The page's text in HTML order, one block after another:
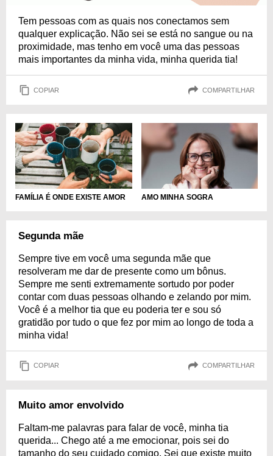
Tem pessoas com as quais nos conectamos sem
qualquer explicação. Não sei se está no sangue ou na
proximidade, mas tenho em você uma das pessoas
mais importantes da minha vida, minha querida tia!
COPIAR COMPARTILHAR
FAMÍLIA É ONDE EXISTE AMOR AMO MINHA SOGRA
Segunda mãe
Sempre tive em você uma segunda mãe que
resolveram me dar de presente como um bônus.
Sempre me senti extremamente sortudo por poder
contar com duas pessoas olhando e zelando por mim.
Você é a melhor tia que eu poderia ter e sou só
gratidão por tudo o que fez por mim ao longo de toda a
minha vida!
COPIAR COMPARTILHAR
Muito amor envolvido
Faltam-me palavras para falar de você, minha tia
querida... Chego até a me emocionar, pois sei do
tamanho do seu cuidado comigo. Sei que existe muito